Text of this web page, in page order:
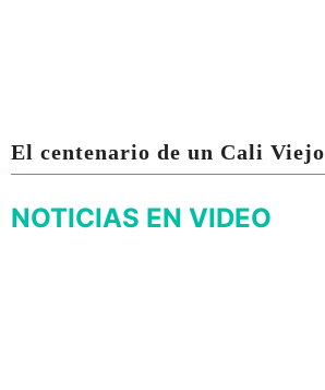
El centenario de un Cali Viejo
NOTICIAS EN VIDEO